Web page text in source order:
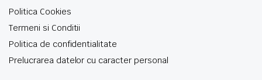
Politica Cookies
Termeni si Conditii
Politica de confidentialitate
Prelucrarea datelor cu caracter personal